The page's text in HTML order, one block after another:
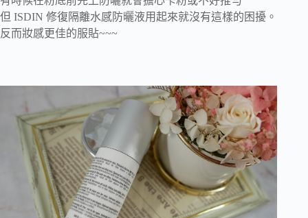
但 ISDIN 修復隔離水感防曬液用起來就沒有這樣的困擾。
反而妝感更佳的服貼~~~